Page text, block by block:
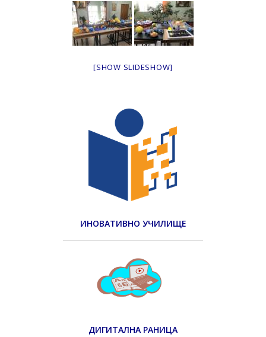
[SHOW SLIDESHOW]
ИНОВАТИВНО УЧИЛИЩЕ
ДИГИТАЛНА РАНИЦА